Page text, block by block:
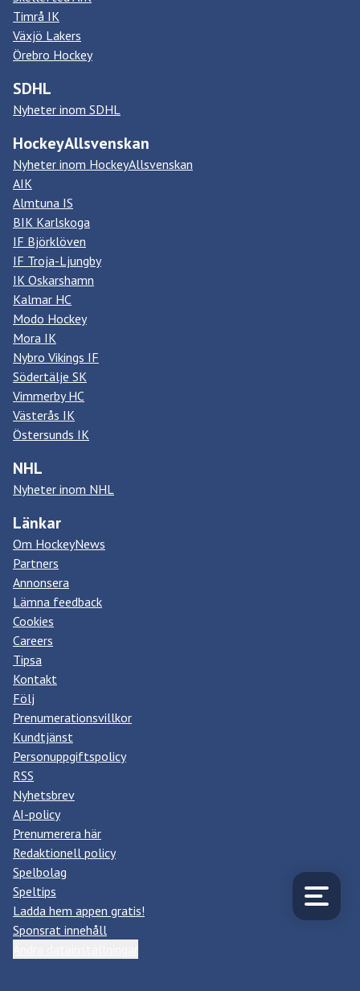
Timrå IK
Växjö Lakers
Örebro Hockey
SDHL
Nyheter inom SDHL
HockeyAllsvenskan
Nyheter inom HockeyAllsvenskan
AIK
Almtuna IS
BIK Karlskoga
IF Björklöven
IF Troja-Ljungby
IK Oskarshamn
Kalmar HC
Modo Hockey
Mora IK
Nybro Vikings IF
Södertälje SK
Vimmerby HC
Västerås IK
Östersunds IK
NHL
Nyheter inom NHL
Länkar
Om HockeyNews
Partners
Annonsera
Lämna feedback
Cookies
Careers
Tipsa
Kontakt
Följ
Prenumerationsvillkor
Kundtjänst
Personuppgiftspolicy
RSS
Nyhetsbrev
AI-policy
Prenumerera här
Redaktionell policy
Spelbolag
Speltips
Ladda hem appen gratis!
Sponsrat innehåll